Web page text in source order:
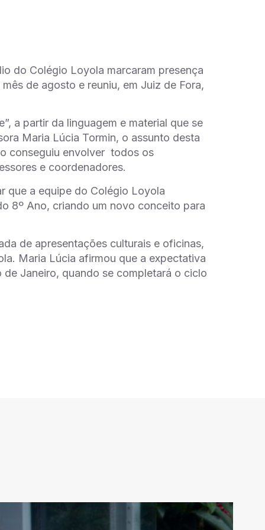
do Colégio Loyola marcaram presença
de agosto e reuniu, em Juiz de Fora,
a partir da linguagem e material que se
Maria Lúcia Tormin, o assunto desta
conseguiu envolver todos os
e coordenadores.
que a equipe do Colégio Loyola
8º Ano, criando um novo conceito para
de apresentações culturais e oficinas,
Maria Lúcia afirmou que a expectativa
de Janeiro, quando se completará o ciclo